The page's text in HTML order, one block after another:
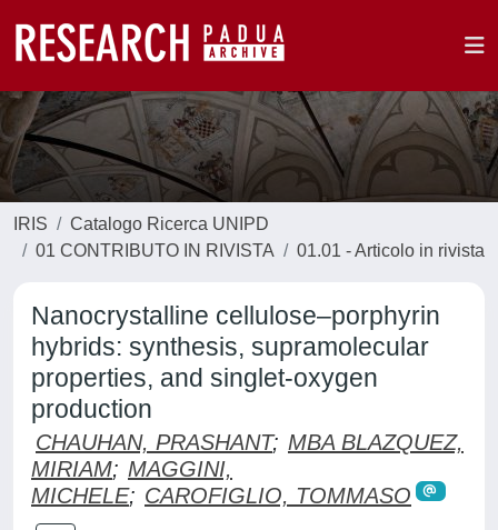
IRIS
Catalogo Ricerca UNIPD
01 CONTRIBUTO IN RIVISTA
01.01 - Articolo in rivista
Nanocrystalline cellulose–porphyrin
hybrids: synthesis, supramolecular
properties, and singlet-oxygen
production
CHAUHAN, PRASHANT; MBA BLAZQUEZ,
MIRIAM; MAGGINI,
MICHELE; CAROFIGLIO, TOMMASO